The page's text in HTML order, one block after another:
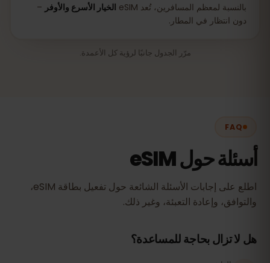
بالنسبة لمعظم المسافرين، تُعد eSIM الخيار الأسرع والأوفر –
دون انتظار في المطار.
مرّر الجدول جانبًا لرؤية كل الأعمدة.
FAQ
أسئلة حول eSIM
اطلع على إجابات الأسئلة الشائعة حول تفعيل بطاقة eSIM،
والتوافق، وإعادة التعبئة، وغير ذلك.
هل لا تزال بحاجة للمساعدة؟